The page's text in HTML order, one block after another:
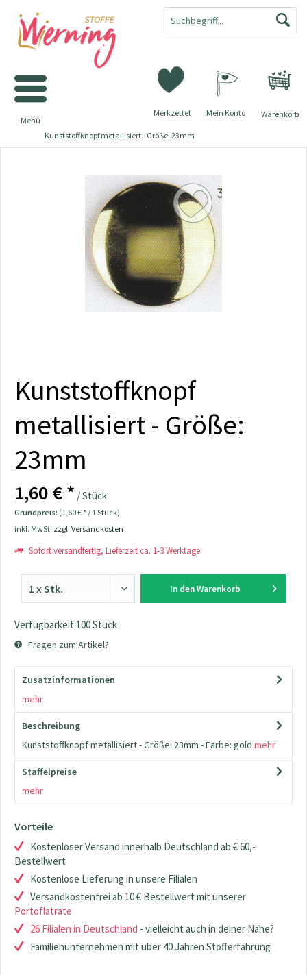
Warenkorb
Merkzettel Mein Konto
Menü
Kunststoffknopf metallisiert - Größe: 23mm
Kunststoffknopf
metallisiert - Größe:
23mm
1,60 € * / Stück
Grundpreis: (1,60 € * / 1 Stück)
inkl. MwSt. zzgl. Versandkosten
Sofort versandfertig, Lieferzeit ca. 1-3 Werktage
In den Warenkorb
Verfügbarkeit:100 Stück
Fragen zum Artikel?
Zusatzinformationen
mehr
Beschreibung
Kunststoffknopf metallisiert - Größe: 23mm - Farbe: gold mehr
Staffelpreise
mehr
Vorteile
Kostenloser Versand innerhalb Deutschland ab € 60,-
Bestellwert
Kostenlose Lieferung in unsere Filialen
Versandkostenfrei ab 10 € Bestellwert mit unserer
Portoflatrate
26 Filialen in Deutschland - vielleicht auch in deiner Nähe?
Familienunternehmen mit über 40 Jahren Stofferfahrung